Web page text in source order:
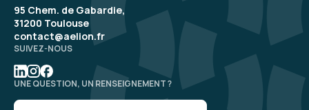
Formation : Connaître et prévenir les risques
psychosociaux
Maxime L. Le 24/11/2025
Bonne formation
95 Chem. de Gabardie,
31200 Toulouse
contact@aelion.fr
SUIVEZ-NOUS
UNE QUESTION, UN RENSEIGNEMENT ?